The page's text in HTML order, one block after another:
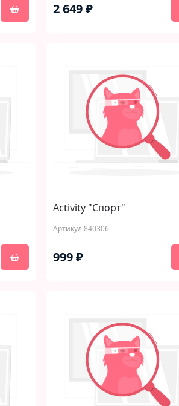
2 649 ₽
Activity "Спорт"
Артикул 840306
999 ₽